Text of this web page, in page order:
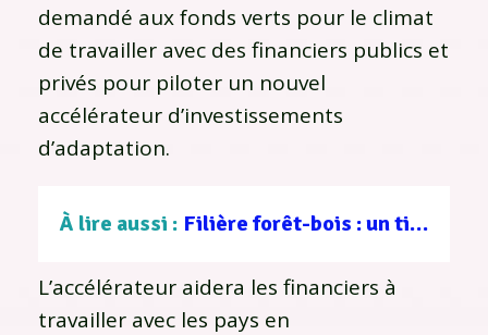
demandé aux fonds verts pour le climat
de travailler avec des financiers publics et
privés pour piloter un nouvel
accélérateur d’investissements
d’adaptation.
À lire aussi : Filière forêt-bois : un tissu d’entreprises au service d’une gestion durable
L’accélérateur aidera les financiers à
travailler avec les pays en